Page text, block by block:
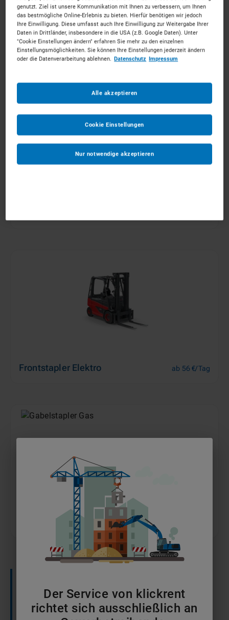
Starke Technik für die Isarmetropole.Mieten Sie die
passenden Frontstapler für Ihr Vorhaben.
Unkompliziert, zu starken Konditionen und mit
persönlichem Experten-Service.
Frontstapler Elektro ab 56 €/Tag
Frontstapler Gas
In der Münchner Automobilindustrie sind
Frontstapler unverzichtbar, um schwere
Der Service von klickrent
richtet sich ausschließlich an
genutzt. Ziel ist unsere Kommunikation mit Ihnen zu verbessern, um Ihnen
das bestmögliche Online-Erlebnis zu bieten. Hierfür benötigen wir jedoch
Ihre Einwilligung. Diese umfasst auch Ihre Einwilligung zur Weitergabe Ihrer
Daten in Drittländer, insbesondere in die USA (z.B. Google Daten). Unter
"Cookie Einstellungen ändern" erfahren Sie mehr zu den einzelnen
Einstellungsmöglichkeiten. Sie können Ihre Einstellungen jederzeit ändern
oder die Datenverarbeitung ablehnen. Datenschutz Impressum
Nur notwendige akzeptieren
Alle akzeptieren
Cookie Einstellungen